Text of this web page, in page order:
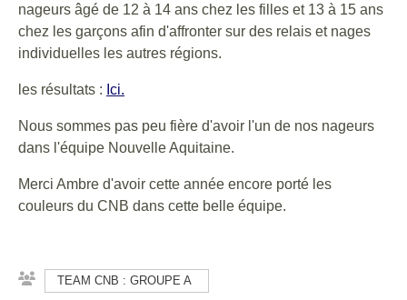
nageurs âgé de 12 à 14 ans chez les filles et 13 à 15 ans
chez les garçons afin d'affronter sur des relais et nages
individuelles les autres régions.
les résultats : Ici.
Nous sommes pas peu fière d'avoir l'un de nos nageurs
dans l'équipe Nouvelle Aquitaine.
Merci Ambre d'avoir cette année encore porté les
couleurs du CNB dans cette belle équipe.
TEAM CNB : GROUPE A